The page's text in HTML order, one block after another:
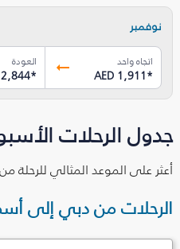
نوفمبر
اتجاه واحد
AED 1,911*
العودة
2,844*
جدول الرحلات
أعثر على الموعد المثالي
الرحلات من دبي إلى